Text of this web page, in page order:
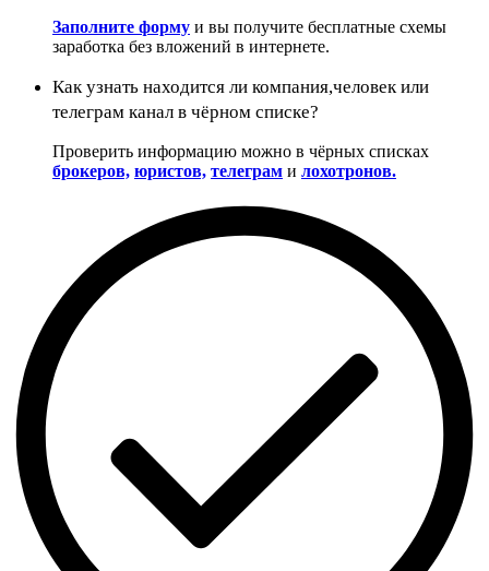
Заполните форму и вы получите бесплатные схемы
заработка без вложений в интернете.
Как узнать находится ли компания,человек или
телеграм канал в чёрном списке?
Проверить информацию можно в чёрных списках
брокеров, юристов, телеграм и лохотронов.